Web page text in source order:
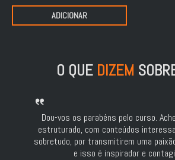
ADICIONAR
O QUE DIZEM
Dou-vos os parabéns pelo curso.
estruturado, com conteúdos
sobretudo, por transmitirem uma
e isso é inspirador e